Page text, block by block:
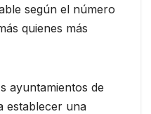
según el número
quienes más
ayuntamientos de
establecer una